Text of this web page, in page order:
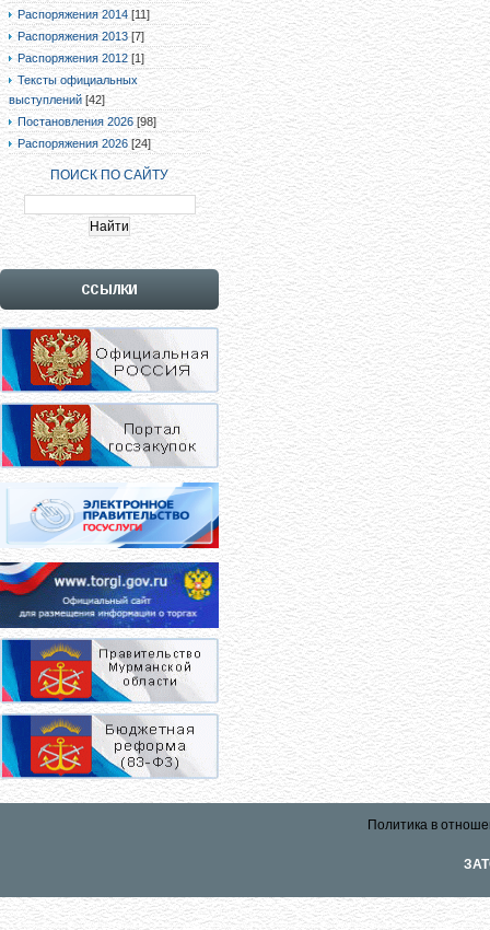
Распоряжения 2014 [11]
Распоряжения 2013 [7]
Распоряжения 2012 [1]
Тексты официальных
выступлений [42]
Постановления 2026 [98]
Распоряжения 2026 [24]
ПОИСК ПО САЙТУ
Политика в